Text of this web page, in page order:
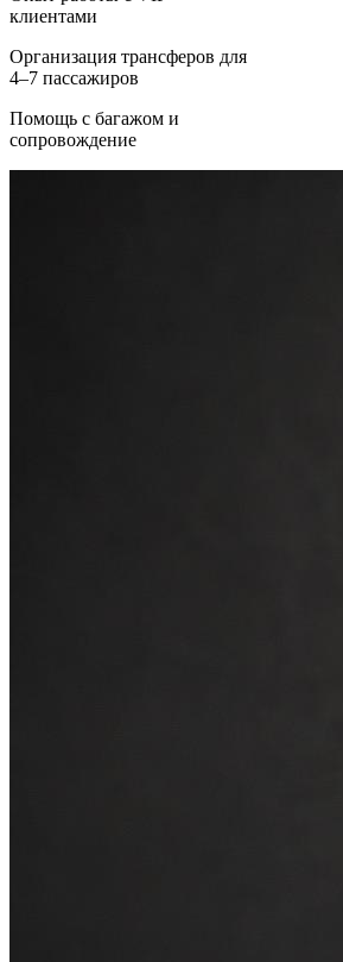
клиентами
Организация трансферов для
4–7 пассажиров
Помощь с багажом и
сопровождение